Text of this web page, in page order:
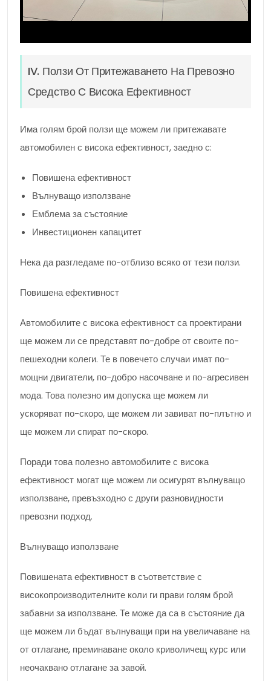
IV. Ползи От Притежаването На Превозно
Средство С Висока Ефективност
Има голям брой ползи ще можем ли притежавате
автомобилен с висока ефективност, заедно с:
Повишена ефективност
Вълнуващо използване
Емблема за състояние
Инвестиционен капацитет
Нека да разгледаме по-отблизо всяко от тези ползи.
Повишена ефективност
Автомобилите с висока ефективност са проектирани
ще можем ли се представят по-добре от своите по-
пешеходни колеги. Те в повечето случаи имат по-
мощни двигатели, по-добро насочване и по-агресивен
мода. Това полезно им допуска ще можем ли
ускоряват по-скоро, ще можем ли завиват по-плътно и
ще можем ли спират по-скоро.
Поради това полезно автомобилите с висока
ефективност могат ще можем ли осигурят вълнуващо
използване, превъзходно с други разновидности
превозни подход.
Вълнуващо използване
Повишената ефективност в съответствие с
високопроизводителните коли ги прави голям брой
забавни за използване. Те може да са в състояние да
ще можем ли бъдат вълнуващи при на увеличаване на
от отлагане, преминаване около криволичещ курс или
неочаквано отлагане за завой.